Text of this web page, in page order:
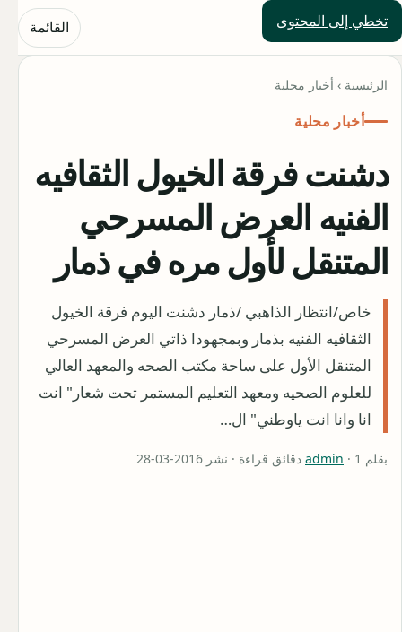
تخطي إلى المحتوى
حلول العالم القائمة
الرئيسية › أخبار محلية
أخبار محلية
دشنت فرقة الخيول الثقافيه
الفنيه العرض المسرحي
المتنقل لأول مره في ذمار
خاص/انتظار الذاهبي /ذمار دشنت اليوم فرقة الخيول
الثقافيه الفنيه بذمار وبمجهودا ذاتي العرض المسرحي
المتنقل الأول على ساحة مكتب الصحه والمعهد العالي
للعلوم الصحيه ومعهد التعليم المستمر تحت شعار" انت
انا وانا انت ياوطني" ال…
بقلم admin · 1 دقائق قراءة · نشر 2016-03-28